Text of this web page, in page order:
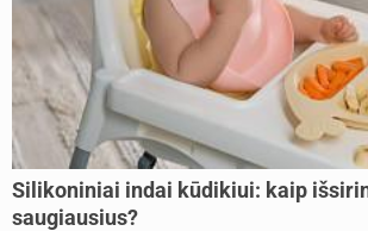
Silikoniniai indai kūdikiui: kaip
saugiausius?